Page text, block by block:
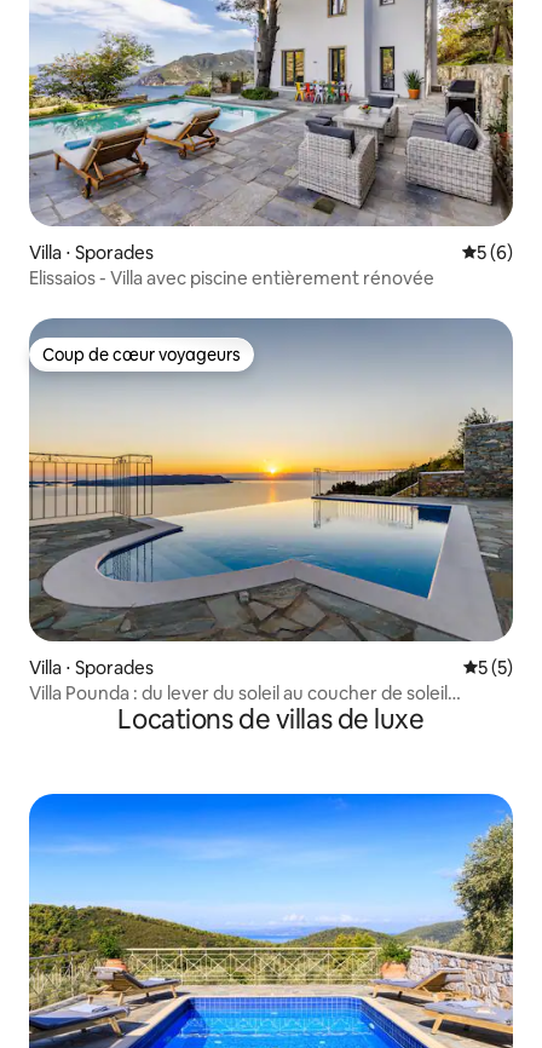
Villa ⋅ Sporades
5 (6)
Elissaios - Villa avec piscine entièrement rénovée
Coup de cœur voyageurs
Coup de cœur voyageurs
Villa ⋅ Sporades
5 (5)
Villa Pounda : du lever du soleil au coucher de soleil
spectaculaire.Locations de villas de luxe